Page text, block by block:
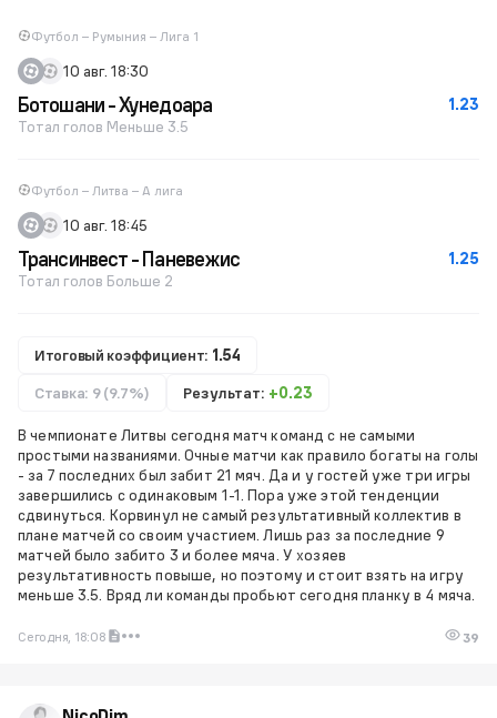
Футбол – Румыния – Лига 1
10 авг. 18:30
1.23
Ботошани - Хунедоара
Тотал голов Меньше 3.5
Футбол – Литва – А лига
10 авг. 18:45
1.25
Трансинвест - Паневежис
Тотал голов Больше 2
Итоговый коэффициент: 1.54
Ставка: 9 (9.7%)
Результат: +0.23
В чемпионате Литвы сегодня матч команд с не самыми
простыми названиями. Очные матчи как правило богаты на голы
- за 7 последних был забит 21 мяч. Да и у гостей уже три игры
завершились с одинаковым 1-1. Пора уже этой тенденции
сдвинуться. Корвинул не самый результативный коллектив в
плане матчей со своим участием. Лишь раз за последние 9
матчей было забито 3 и более мяча. У хозяев
результативность повыше, но поэтому и стоит взять на игру
меньше 3.5. Вряд ли команды пробьют сегодня планку в 4 мяча.
Сегодня, 18:08 39